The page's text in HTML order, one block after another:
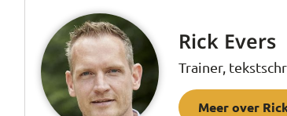
Rick Evers
Trainer,
Meer over